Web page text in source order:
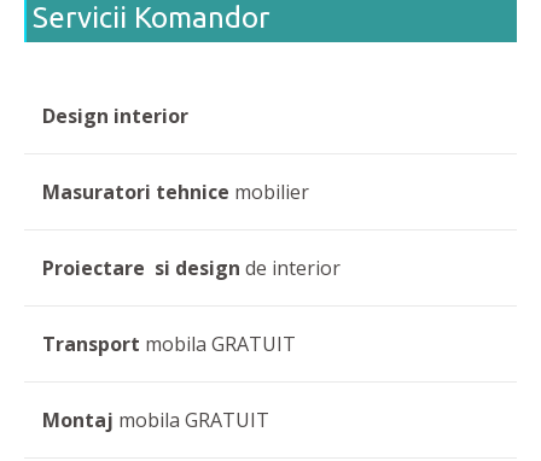
Servicii Komandor
Design interior
Masuratori tehnice mobilier
Proiectare si design de interior
Transport mobila GRATUIT
Montaj mobila GRATUIT